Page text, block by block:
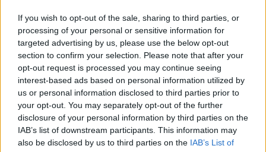
If you wish to opt-out of the sale, sharing to third parties, or
processing of your personal or sensitive information for
targeted advertising by us, please use the below opt-out
section to confirm your selection. Please note that after your
opt-out request is processed you may continue seeing
interest-based ads based on personal information utilized by
us or personal information disclosed to third parties prior to
your opt-out. You may separately opt-out of the further
disclosure of your personal information by third parties on the
IAB’s list of downstream participants. This information may
also be disclosed by us to third parties on the IAB’s List of
Opozorilo:Po 297. členu Kazenskega zakonika je
posameznik kazensko odgovoren za javno spodbujanje
sovraštva, nasilja ali nestrpnosti. Komentarji z žaljivimi,
rasističnimi, diskriminatornimi ali nezakonitimi vsebinami bodo
odstranjeni. Pravila komentiranja →
Failed to fetch